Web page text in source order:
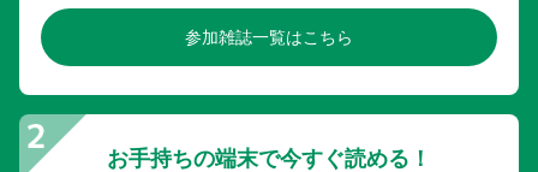
参加雑誌一覧はこちら
お手持ちの端末で今すぐ読める！